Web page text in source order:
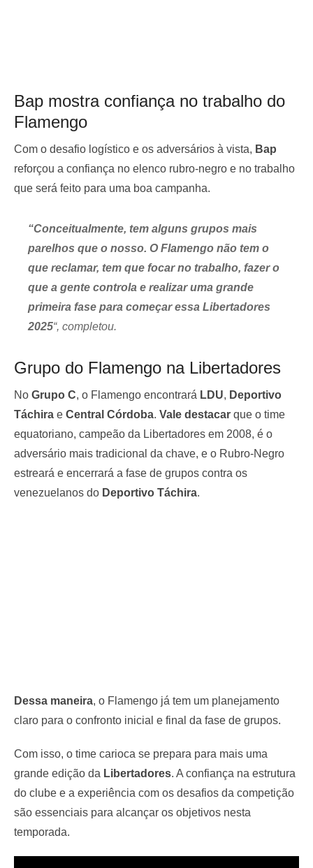
Bap mostra confiança no trabalho do
Flamengo
Com o desafio logístico e os adversários à vista, Bap
reforçou a confiança no elenco rubro-negro e no trabalho
que será feito para uma boa campanha.
“Conceitualmente, tem alguns grupos mais
parelhos que o nosso. O Flamengo não tem o
que reclamar, tem que focar no trabalho, fazer o
que a gente controla e realizar uma grande
primeira fase para começar essa Libertadores
2025“, completou.
Grupo do Flamengo na Libertadores
No Grupo C, o Flamengo encontrará LDU, Deportivo
Táchira e Central Córdoba. Vale destacar que o time
equatoriano, campeão da Libertadores em 2008, é o
adversário mais tradicional da chave, e o Rubro-Negro
estreará e encerrará a fase de grupos contra os
venezuelanos do Deportivo Táchira.
Dessa maneira, o Flamengo já tem um planejamento
claro para o confronto inicial e final da fase de grupos.
Com isso, o time carioca se prepara para mais uma
grande edição da Libertadores. A confiança na estrutura
do clube e a experiência com os desafios da competição
são essenciais para alcançar os objetivos nesta
temporada.